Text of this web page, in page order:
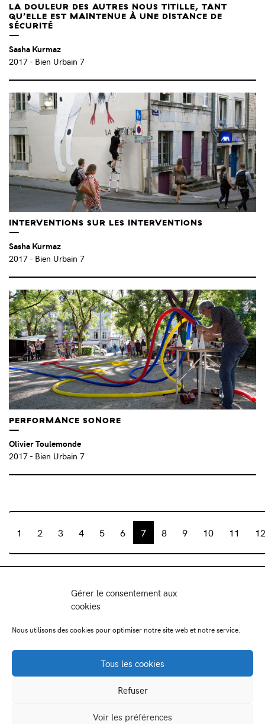
Gérer le consentement aux
cookies
Nous utilisons des cookies pour optimiser notre site web et notre service.
Tous les cookies
Refuser
Voir les préférences
LA DOULEUR DES AUTRES NOUS TITILLE, TANT
QU’ELLE EST MAINTENUE À UNE DISTANCE DE
SÉCURITÉ
Sasha Kurmaz
2017 - Bien Urbain 7
INTERVENTIONS SUR LES INTERVENTIONS
Sasha Kurmaz
2017 - Bien Urbain 7
PERFORMANCE SONORE
Olivier Toulemonde
2017 - Bien Urbain 7
1 2 3 4 5 6 7 8 9 10 11 12
Association Juste Ici
25000 Besançon
Facebook-Instagram-Viméo
Newsletter: